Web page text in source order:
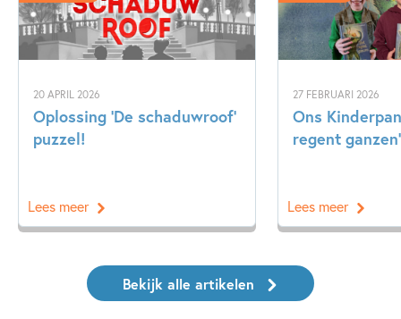
20 APRIL 2026
Oplossing ‘De schaduwroof’
puzzel!
Lees meer
27 FEBRUARI 2026
Ons
regent ganzen’
Lees meer
Bekijk alle artikelen